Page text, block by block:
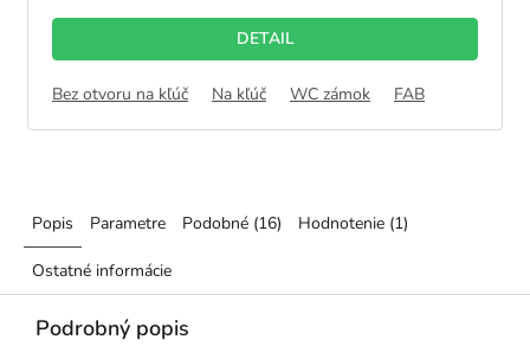
DETAIL
Bez otvoru na kľúč Na kľúč WC zámok FAB
Popis Parametre Podobné (16) Hodnotenie (1)
Ostatné informácie
Podrobný popis